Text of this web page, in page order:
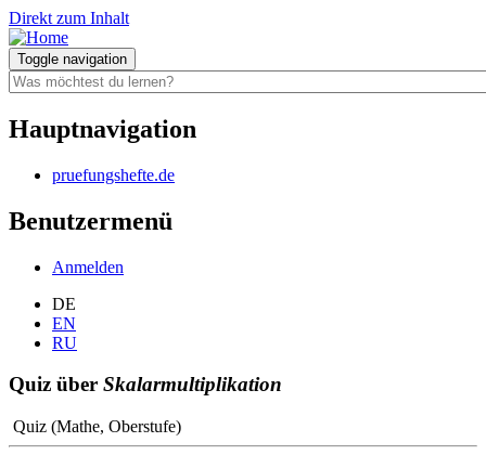
Direkt zum Inhalt
Toggle navigation
Hauptnavigation
pruefungshefte.de
Benutzermenü
Anmelden
DE
EN
RU
Quiz über Skalarmultiplikation
Quiz (Mathe, Oberstufe)